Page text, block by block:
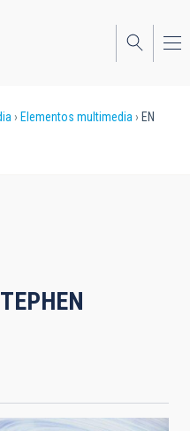
Elementos multimedia
EN